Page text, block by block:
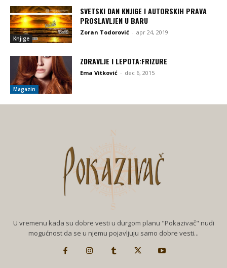
Knjige
SVETSKI DAN KNJIGE I AUTORSKIH PRAVA
PROSLAVLJEN U BARU
Zoran Todorović - apr 24, 2019
Magazin
ZDRAVLJE I LEPOTA:FRIZURE
Ema Vitković - dec 6, 2015
U vremenu kada su dobre vesti u durgom planu "Pokazivač" nudi
mogućnost da se u njemu pojavljuju samo dobre vesti...